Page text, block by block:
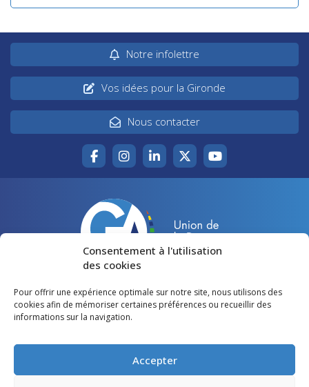
Consentement à l'utilisation
des cookies
Pour offrir une expérience optimale sur notre site, nous utilisons des
cookies afin de mémoriser certaines préférences ou recueillir des
informations sur la navigation.
Accepter
Notre infolettre
Vos idées pour la Gironde
Nous contacter
Accueil
Votre canton
Lire et voir
Agir pour la Gironde
Restons en contact